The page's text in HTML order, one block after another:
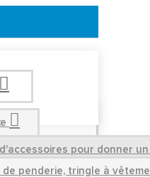
pour donner
penderie, tringle à